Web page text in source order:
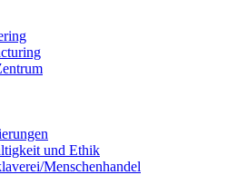
und Ethik
Menschenhandel